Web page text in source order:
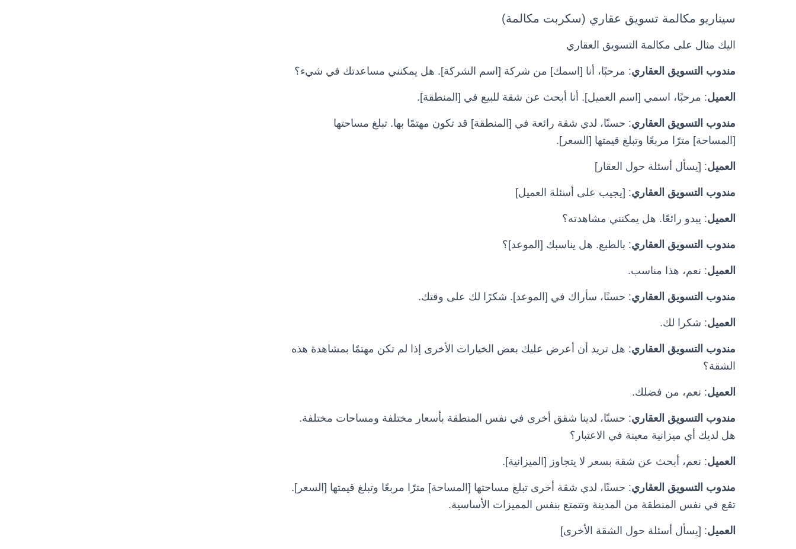
سيناريو مكالمة تسويق عقاري (سكربت مكالمة)
اليك مثال على مكالمة التسويق العقاري
مندوب التسويق العقاري: مرحبًا، أنا [اسمك] من شركة [اسم الشركة]. هل يمكنني مساعدتك في شيء؟
العميل: مرحبًا، اسمي [اسم العميل]. أنا أبحث عن شقة للبيع في [المنطقة].
مندوب التسويق العقاري: حسنًا، لدي شقة رائعة في [المنطقة] قد تكون مهتمًا بها. تبلغ مساحتها
[المساحة] مترًا مربعًا وتبلغ قيمتها [السعر].
العميل: [يسأل أسئلة حول العقار]
مندوب التسويق العقاري: [يجيب على أسئلة العميل]
العميل: يبدو رائعًا. هل يمكنني مشاهدته؟
مندوب التسويق العقاري: بالطبع. هل يناسبك [الموعد]؟
العميل: نعم، هذا مناسب.
مندوب التسويق العقاري: حسنًا، سأراك في [الموعد]. شكرًا لك على وقتك.
العميل: شكرا لك.
مندوب التسويق العقاري: هل تريد أن أعرض عليك بعض الخيارات الأخرى إذا لم تكن مهتمًا بمشاهدة هذه
الشقة؟
العميل: نعم، من فضلك.
مندوب التسويق العقاري: حسنًا، لدينا شقق أخرى في نفس المنطقة بأسعار مختلفة ومساحات مختلفة.
هل لديك أي ميزانية معينة في الاعتبار؟
العميل: نعم، أبحث عن شقة بسعر لا يتجاوز [الميزانية].
مندوب التسويق العقاري: حسنًا، لدي شقة أخرى تبلغ مساحتها [المساحة] مترًا مربعًا وتبلغ قيمتها [السعر].
تقع في نفس المنطقة من المدينة وتتمتع بنفس المميزات الأساسية.
العميل: [يسأل أسئلة حول الشقة الأخرى]